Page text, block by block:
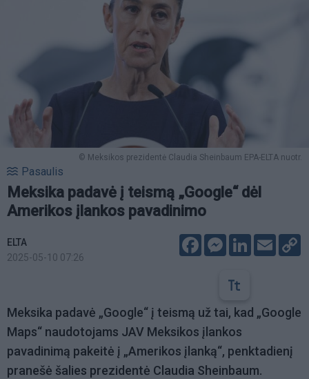
© Meksikos prezidentė Claudia Sheinbaum EPA-ELTA nuotr.
Pasaulis
Meksika padavė į teismą „Google“ dėl
Amerikos įlankos pavadinimo
ELTA
2025-05-10 07:26
FacebookMessenger
LinkedIn
Email
Meksika padavė „Google“ į teismą už tai, kad „Google
Maps“ naudotojams JAV Meksikos įlankos
pavadinimą pakeitė į „Amerikos įlanką“, penktadienį
pranešė šalies prezidentė Claudia Sheinbaum.